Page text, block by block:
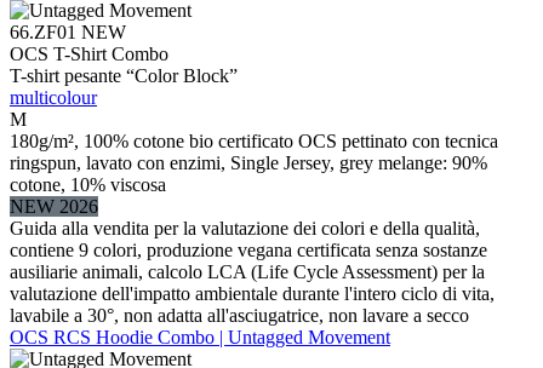
66.ZF01 NEW
OCS T-Shirt Combo
T-shirt pesante “Color Block”
multicolour
M
180g/m², 100% cotone bio certificato OCS pettinato con tecnica
ringspun, lavato con enzimi, Single Jersey, grey melange: 90%
cotone, 10% viscosa
NEW 2026
Guida alla vendita per la valutazione dei colori e della qualità,
contiene 9 colori, produzione vegana certificata senza sostanze
ausiliarie animali, calcolo LCA (Life Cycle Assessment) per la
valutazione dell'impatto ambientale durante l'intero ciclo di vita,
lavabile a 30°, non adatta all'asciugatrice, non lavare a secco
OCS RCS Hoodie Combo | Untagged Movement